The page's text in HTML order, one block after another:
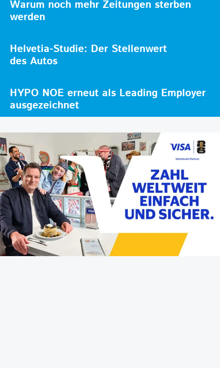
Warum noch mehr Zeitungen sterben
werden
Helvetia-Studie: Der Stellenwert
des Autos
HYPO NOE erneut als Leading Employer
ausgezeichnet